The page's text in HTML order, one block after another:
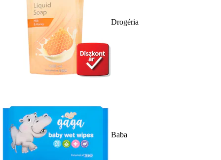
Drogéria
Baba